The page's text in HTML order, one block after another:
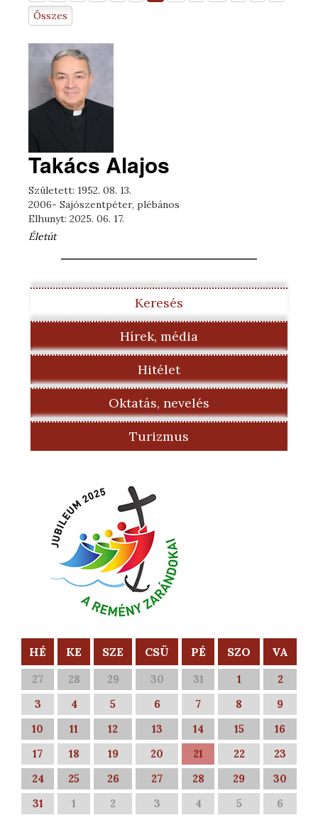
Összes
Takács Alajos
Született: 1952. 08. 13.
2006- Sajószentpéter, plébános
Elhunyt: 2025. 06. 17.
Életút
Keresés
Hírek, média
Hitélet
Oktatás, nevelés
Turizmus
HÉ KE SZE CSÜ PÉ SZO VA
27 28 29 30 31 1
2
3
4 5 6 7 8
9
10
11 12 13 14 15
16
17
18 19 20 21 22
23
24
25 26 27 28 29
30
31
1 2 3 4 5 6